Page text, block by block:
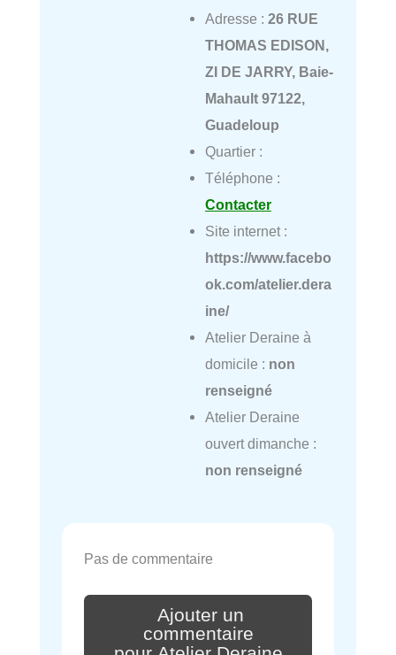
Adresse : 26 RUE
THOMAS EDISON,
ZI DE JARRY, Baie-
Mahault 97122,
Guadeloup
Quartier :
Téléphone :
Contacter
Site internet :
https://www.facebo
ok.com/atelier.dera
ine/
Atelier Deraine à
domicile : non
renseigné
Atelier Deraine
ouvert dimanche :
non renseigné
Pas de commentaire
Ajouter un
commentaire